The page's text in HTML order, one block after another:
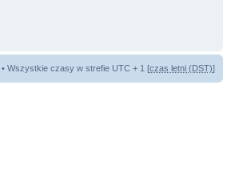
• Wszystkie czasy w strefie UTC + 1 [czas letni (DST)]